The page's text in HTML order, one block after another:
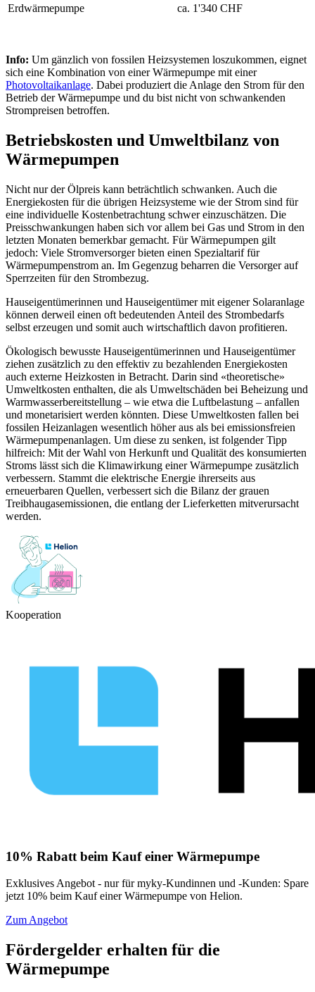
Erdwärmepumpe ca. 1'340 CHF
Info: Um gänzlich von fossilen Heizsystemen loszukommen, eignet
sich eine Kombination von einer Wärmepumpe mit einer
Photovoltaikanlage. Dabei produziert die Anlage den Strom für den
Betrieb der Wärmepumpe und du bist nicht von schwankenden
Strompreisen betroffen.
Betriebskosten und Umweltbilanz von
Wärmepumpen
Nicht nur der Ölpreis kann beträchtlich schwanken. Auch die
Energiekosten für die übrigen Heizsysteme wie der Strom sind für
eine individuelle Kostenbetrachtung schwer einzuschätzen. Die
Preisschwankungen haben sich vor allem bei Gas und Strom in den
letzten Monaten bemerkbar gemacht. Für Wärmepumpen gilt
jedoch: Viele Stromversorger bieten einen Spezialtarif für
Wärmepumpenstrom an. Im Gegenzug beharren die Versorger auf
Sperrzeiten für den Strombezug.
Hauseigentümerinnen und Hauseigentümer mit eigener Solaranlage
können derweil einen oft bedeutenden Anteil des Strombedarfs
selbst erzeugen und somit auch wirtschaftlich davon profitieren.
Ökologisch bewusste Hauseigentümerinnen und Hauseigentümer
ziehen zusätzlich zu den effektiv zu bezahlenden Energiekosten
auch externe Heizkosten in Betracht. Darin sind «theoretische»
Umweltkosten enthalten, die als Umweltschäden bei Beheizung und
Warmwasserbereitstellung – wie etwa die Luftbelastung – anfallen
und monetarisiert werden könnten. Diese Umweltkosten fallen bei
fossilen Heizanlagen wesentlich höher aus als bei emissionsfreien
Wärmepumpenanlagen. Um diese zu senken, ist folgender Tipp
hilfreich: Mit der Wahl von Herkunft und Qualität des konsumierten
Stroms lässt sich die Klimawirkung einer Wärmepumpe zusätzlich
verbessern. Stammt die elektrische Energie ihrerseits aus
erneuerbaren Quellen, verbessert sich die Bilanz der grauen
Treibhaugasemissionen, die entlang der Lieferketten mitverursacht
werden.
Kooperation
10% Rabatt beim Kauf einer Wärmepumpe
Exklusives Angebot - nur für myky-Kundinnen und -Kunden: Spare
jetzt 10% beim Kauf einer Wärmepumpe von Helion.
Zum Angebot
Fördergelder erhalten für die
Wärmepumpe